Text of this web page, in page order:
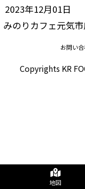
2023年12月01日
みのりカフェ元気
お問い
Copyrights KR
地図